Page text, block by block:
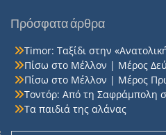
Πρόσφατα άρθρα
Timor: Ταξίδι στην
Πίσω στο Μέλλον | Μέρος
Πίσω στο Μέλλον | Μέρος
Τοντόρ: Από τη Σαφράμπολη
Τα παιδιά της αλάνας